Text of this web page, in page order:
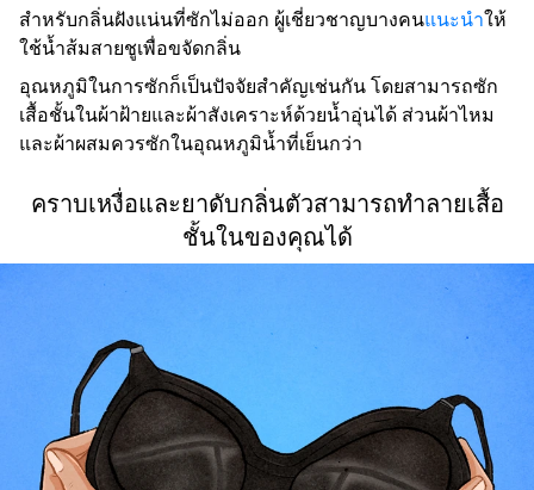
สำหรับกลิ่นฝังแน่นที่ซักไม่ออก ผู้เชี่ยวชาญบางคนแนะนำให้
ใช้น้ำส้มสายชูเพื่อขจัดกลิ่น
อุณหภูมิในการซักก็เป็นปัจจัยสำคัญเช่นกัน โดยสามารถซัก
เสื้อชั้นในผ้าฝ้ายและผ้าสังเคราะห์ด้วยน้ำอุ่นได้ ส่วนผ้าไหม
และผ้าผสมควรซักในอุณหภูมิน้ำที่เย็นกว่า
คราบเหงื่อและยาดับกลิ่นตัวสามารถทำลายเสื้อ
ชั้นในของคุณได้